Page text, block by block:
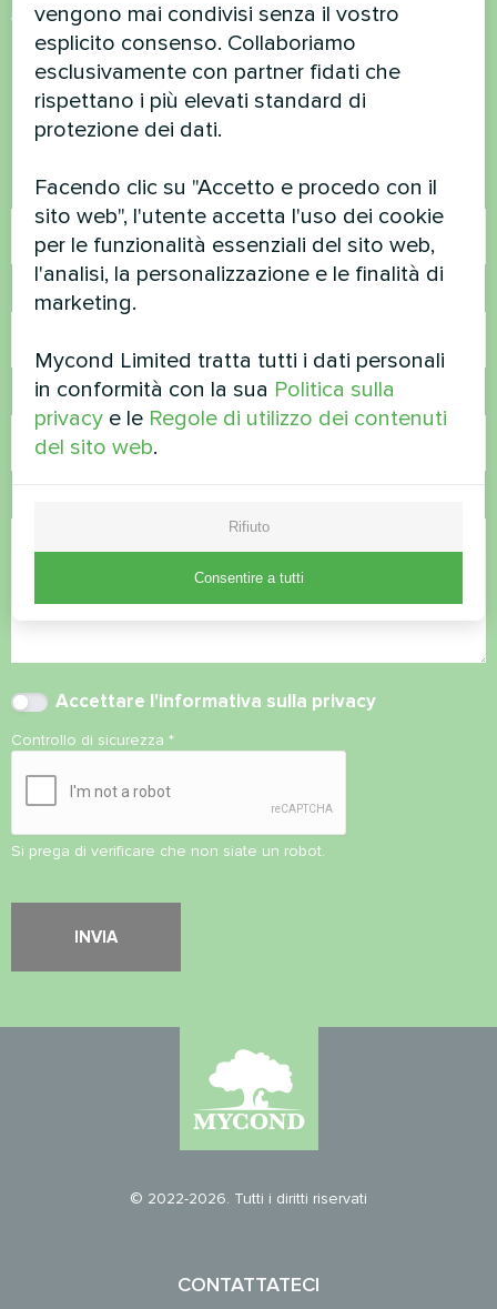
Volete acquistare o avete
domande?
Contattateci e vi aiuteremo
Nome
Numero di telefono
Email
Accettare l'informativa sulla privacy
Controllo di sicurezza *
Si prega di verificare che non siate un robot.
© 2022-2026. Tutti i diritti riservati
CONTATTATECI
vengono mai condivisi senza il vostro
esplicito consenso. Collaboriamo
esclusivamente con partner fidati che
rispettano i più elevati standard di
protezione dei dati.
Facendo clic su "Accetto e procedo con il
sito web", l'utente accetta l'uso dei cookie
per le funzionalità essenziali del sito web,
l'analisi, la personalizzazione e le finalità di
marketing.
Mycond Limited tratta tutti i dati personali
in conformità con la sua Politica sulla
privacy e le Regole di utilizzo dei contenuti
del sito web.
Rifiuto
Consentire a tutti